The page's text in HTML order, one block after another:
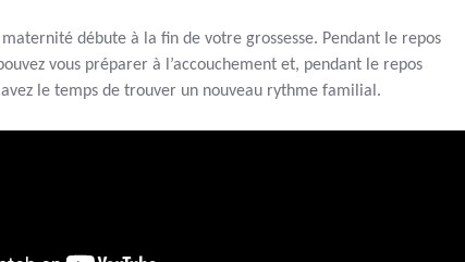
débute à la fin de votre grossesse. Pendant le repos
vous préparer à l’accouchement et, pendant le repos
le temps de trouver un nouveau rythme familial.